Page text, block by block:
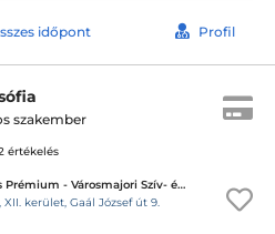
időpont Profil
szakember
értékelés
Semmelweis Prémium - Városmajori Szív- és Érgyógyászati Klinika
kerület, Gaál József út 9.